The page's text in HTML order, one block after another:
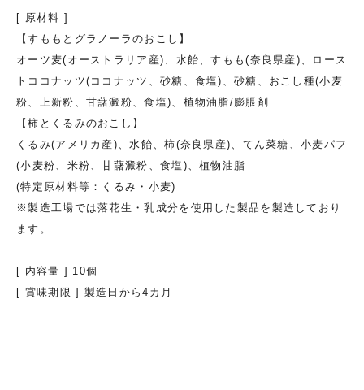
[ 原材料 ]
【すももとグラノーラのおこし】
オーツ麦(オーストラリア産)、水飴、すもも(奈良県産)、ロース
トココナッツ(ココナッツ、砂糖、食塩)、砂糖、おこし種(小麦
粉、上新粉、甘藷澱粉、食塩)、植物油脂/膨脹剤
【柿とくるみのおこし】
くるみ(アメリカ産)、水飴、柿(奈良県産)、てん菜糖、小麦パフ
(小麦粉、米粉、甘藷澱粉、食塩)、植物油脂
(特定原材料等：くるみ・小麦)
※製造工場では落花生・乳成分を使用した製品を製造しており
ます。
[ 内容量 ] 10個
[ 賞味期限 ] 製造日から4カ月